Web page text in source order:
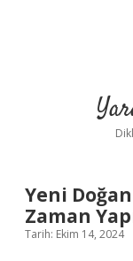
Yeni
Zaman
Tarih: Ekim 14, 2024